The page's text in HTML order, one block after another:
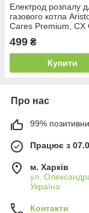
Електрод розпалу
газового котла
Cares Premium, CX
65114235
499 ₴
Купити
Про нас
99%
Працює з
м. Харків
ул.
Україна
Контакти